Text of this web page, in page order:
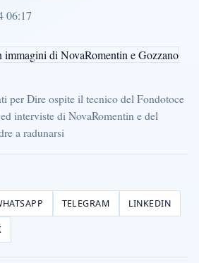
06:17
per Dire ospite il tecnico del Fondotoce
interviste di NovaRomentin e del
a radunarsi
TELEGRAM LINKEDIN